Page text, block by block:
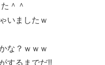
＾＾
いましたｗ
な？ｗｗｗ
するまでだ!!